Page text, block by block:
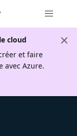
cloud
et faire
avec Azure.